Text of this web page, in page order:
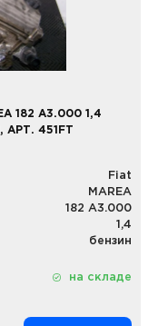
182 A3.000 1,4
451FT
Fiat
MAREA
182 A3.000
1,4
бензин
на складе